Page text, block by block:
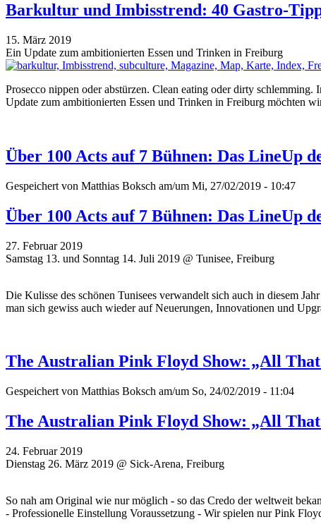
Barkultur und Imbisstrend: 40 Gastro-
15. März 2019
Ein Update zum ambitionierten Essen und Trinken in Freiburg
Prosecco nippen oder abstürzen. Clean eating oder dirty
Update zum ambitionierten Essen und Trinken in Freiburg möchten
Über 100 Acts auf 7 Bühnen: Das LineUp
Gespeichert von Matthias Boksch am/um Mi, 27/02/2019 - 10:47
Über 100 Acts auf 7 Bühnen: Das LineUp
27. Februar 2019
Samstag 13. und Sonntag 14. Juli 2019 @ Tunisee, Freiburg
Die Kulisse des schönen Tunisees verwandelt sich auch in diesem
man sich gewiss auch wieder auf Neuerungen, Innovationen und
The Australian Pink Floyd Show: „All
Gespeichert von Matthias Boksch am/um So, 24/02/2019 - 11:04
The Australian Pink Floyd Show: „All
24. Februar 2019
Dienstag 26. März 2019 @ Sick-Arena, Freiburg
So nah am Original wie nur möglich - so das Credo der weltweit
- Professionelle Einstellung Voraussetzung - Wir spielen nur Pink